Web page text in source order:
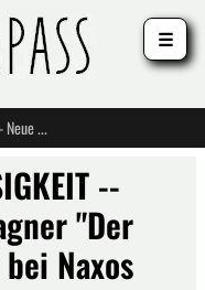
ZAUBER DER ZEITLOSIGKEIT -- Neue CD: Richard Wagner "Der fliegende Holländer" bei Naxos
--
"Der
Naxos
☰